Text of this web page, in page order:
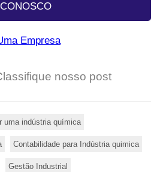
CONOSCO
Empresa
nosso post
uma indústria química
Contabilidade para Indústria quimica
Gestão Industrial